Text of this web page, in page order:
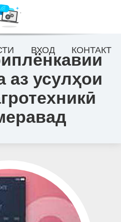
аз усулҳои
ВХОД КОНТАКТ